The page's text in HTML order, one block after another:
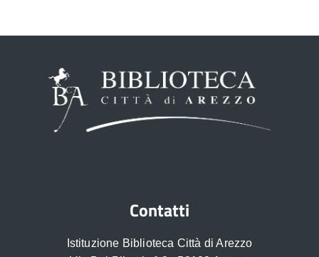
Contatti
Istituzione Biblioteca Città di Arezzo